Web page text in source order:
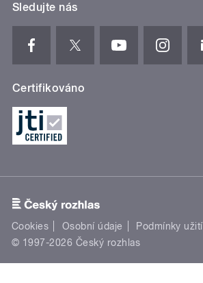
Sledujte nás
Certifikováno
Cookies Osobní údaje Podmínky užití
© 1997-2026 Český rozhlas